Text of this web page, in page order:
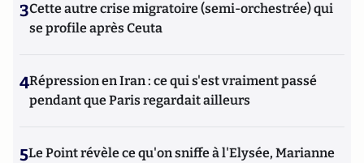
3Cette autre crise migratoire (semi-orchestrée) qui
se profile après Ceuta
4Répression en Iran : ce qui s'est vraiment passé
pendant que Paris regardait ailleurs
5Le Point révèle ce qu'on sniffe à l'Elysée, Marianne